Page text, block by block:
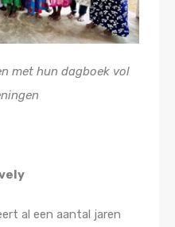
met hun dagboek vol
al een aantal jaren